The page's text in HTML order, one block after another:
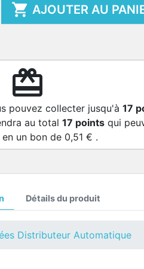
 AJOUTER AU
redeem
pouvez collecter jusqu'à 17
au total 17 pointsqui
un bon de 0,51 € .
Détails du produit
Distributeur Automatique